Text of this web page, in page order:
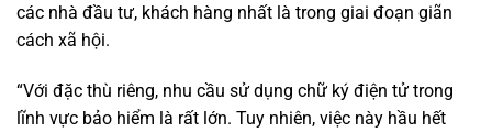
các nhà đầu tư, khách hàng nhất là trong giai đoạn giãn
cách xã hội.
“Với đặc thù riêng, nhu cầu sử dụng chữ ký điện tử trong
lĩnh vực bảo hiểm là rất lớn. Tuy nhiên, việc này hầu hết